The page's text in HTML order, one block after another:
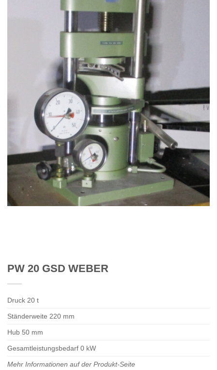
PW 20 GSD WEBER
Druck 20 t
Ständerweite 220 mm
Hub 50 mm
Gesamtleistungsbedarf 0 kW
Mehr Informationen auf der Produkt-Seite